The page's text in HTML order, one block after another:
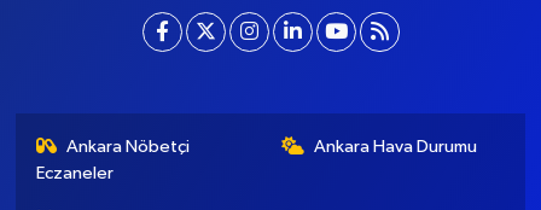
Ankara Nöbetçi
Eczaneler
Ankara Hava Durumu